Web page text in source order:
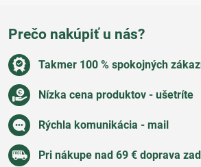
Prečo nakúpiť u nás?
Takmer 100 % spokojných
Nízka cena produktov - ušetríte
Rýchla komunikácia - mail
Pri nákupe nad 69 € doprava